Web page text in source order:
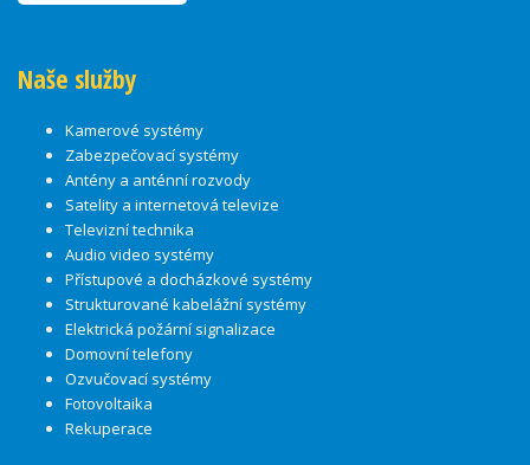
Naše služby
Kamerové systémy
Zabezpečovací systémy
Antény a anténní rozvody
Satelity a internetová televize
Televizní technika
Audio video systémy
Přístupové a docházkové systémy
Strukturované kabelážní systémy
Elektrická požární signalizace
Domovní telefony
Ozvučovací systémy
Fotovoltaika
Rekuperace